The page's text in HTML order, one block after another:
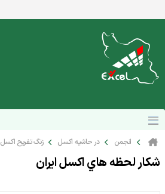
انجمن در حاشیه اکسل زنگ تفریح اکسل
شكار لحظه هاي اكسل ايران